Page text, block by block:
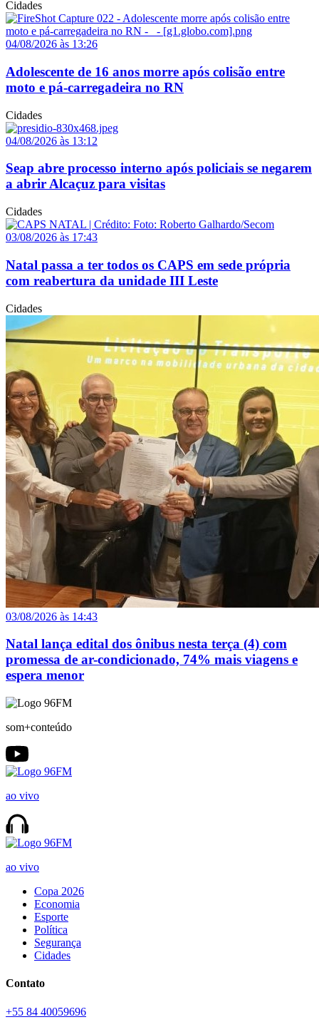
Cidades
04/08/2026 às 13:26
Adolescente de 16 anos morre após colisão entre
moto e pá-carregadeira no RN
Cidades
04/08/2026 às 13:12
Seap abre processo interno após policiais se negarem
a abrir Alcaçuz para visitas
Cidades
03/08/2026 às 17:43
Natal passa a ter todos os CAPS em sede própria
com reabertura da unidade III Leste
Cidades
03/08/2026 às 14:43
Natal lança edital dos ônibus nesta terça (4) com
promessa de ar-condicionado, 74% mais viagens e
espera menor
som+conteúdo
ao vivo
ao vivo
Copa 2026
Economia
Esporte
Política
Segurança
Cidades
Contato
+55 84 40059696